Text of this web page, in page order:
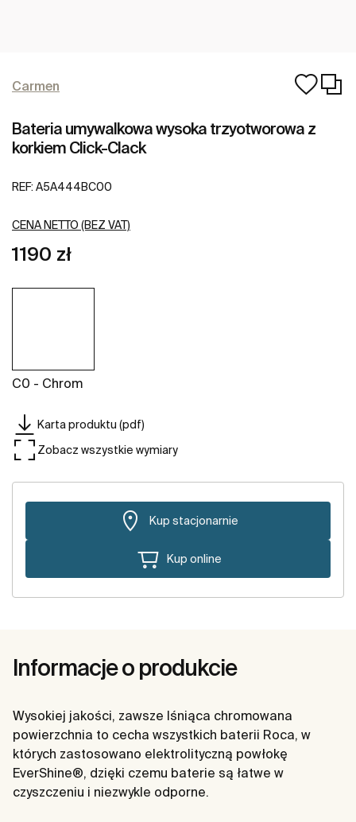
Carmen
Bateria umywalkowa wysoka trzyotworowa z
korkiem Click-Clack
REF: A5A444BC00
CENA NETTO (BEZ VAT)
1190 zł
C0 - Chrom
Karta produktu (pdf)
Zobacz wszystkie wymiary
Kup stacjonarnie
Kup online
Informacje o produkcie
Wysokiej jakości, zawsze lśniąca chromowana
powierzchnia to cecha wszystkich baterii Roca, w
których zastosowano elektrolityczną powłokę
EverShine®, dzięki czemu baterie są łatwe w
czyszczeniu i niezwykle odporne.